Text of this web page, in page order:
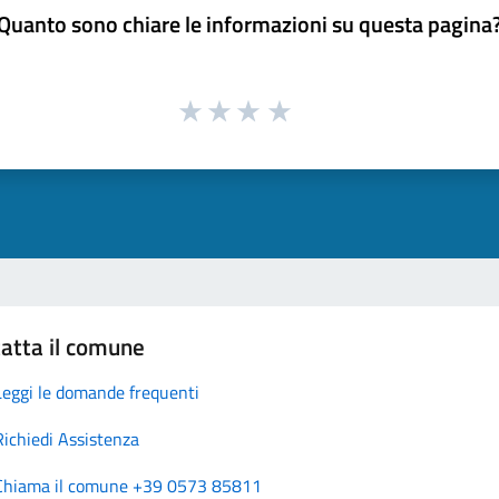
sono chiare le informazioni su questa
il comune
le domande frequenti
Assistenza
il comune +39 0573 85811